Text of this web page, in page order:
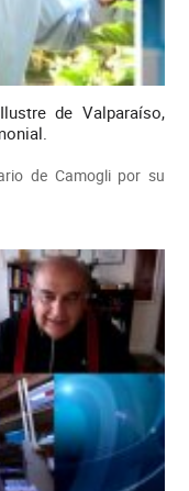
de Valparaíso,
de Camogli por su